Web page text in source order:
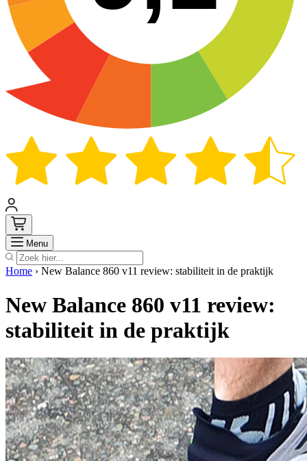
Menu Zoek
Home › New Balance 860 v11 review: stabiliteit in de praktijk
New Balance 860 v11 review:
stabiliteit in de praktijk